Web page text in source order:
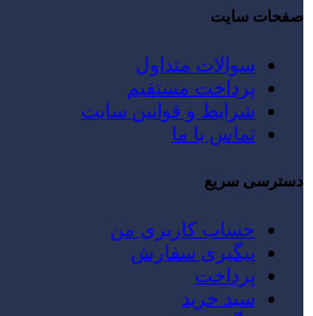
صفحات سایت
سوالات متداول
پرداخت مستقیم
شرایط و قوانین سایت
تماس با ما
دسترسی سریع
حساب کاربری من
پیگیری سفارش
پرداخت
سبد خرید